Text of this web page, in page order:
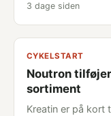
3 dage siden
CYKELSTART
Noutron
sortiment
Kreatin er på kort